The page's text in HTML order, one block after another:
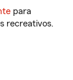
para
recreativos.